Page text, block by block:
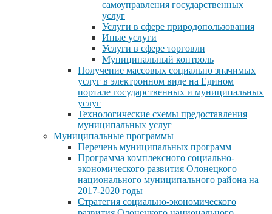
самоуправления государственных
услуг
Услуги в сфере природопользования
Иные услуги
Услуги в сфере торговли
Муниципальный контроль
Получение массовых социально значимых
услуг в электронном виде на Едином
портале государственных и муниципальных
услуг
Технологические схемы предоставления
муниципальных услуг
Муниципальные программы
Перечень муниципальных программ
Программа комплексного социально-
экономического развития Олонецкого
национального муниципального района на
2017-2020 годы
Стратегия социально-экономического